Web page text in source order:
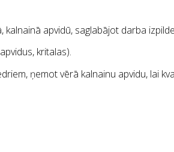
apvidū, saglabājot darba
kritalas).
ņemot vērā kalnainu apvidu, lai